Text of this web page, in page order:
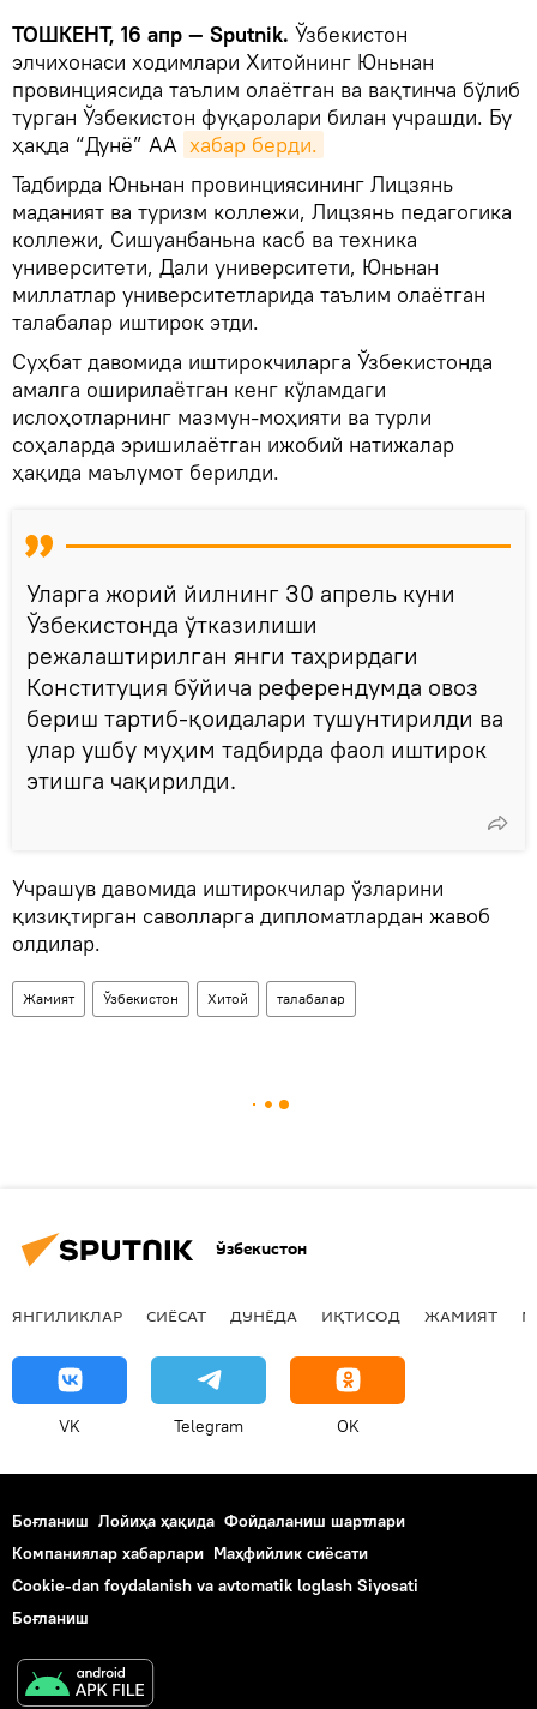
ТОШКЕНТ, 16 апр — Sputnik. Ўзбекистон
элчихонаси ходимлари Хитойнинг Юньнан
провинциясида таълим олаётган ва вақтинча бўлиб
турган Ўзбекистон фуқаролари билан учрашди. Бу
ҳақда “Дунё” АА хабар берди.
Тадбирда Юньнан провинциясининг Лицзянь
маданият ва туризм коллежи, Лицзянь педагогика
коллежи, Сишуанбаньна касб ва техника
университети, Дали университети, Юньнан
миллатлар университетларида таълим олаётган
талабалар иштирок этди.
Суҳбат давомида иштирокчиларга Ўзбекистонда
амалга оширилаётган кенг кўламдаги
ислоҳотларнинг мазмун-моҳияти ва турли
соҳаларда эришилаётган ижобий натижалар
ҳақида маълумот берилди.
Уларга жорий йилнинг 30 апрель куни
Ўзбекистонда ўтказилиши
режалаштирилган янги таҳрирдаги
Конституция бўйича референдумда овоз
бериш тартиб-қоидалари тушунтирилди ва
улар ушбу муҳим тадбирда фаол иштирок
этишга чақирилди.
Учрашув давомида иштирокчилар ўзларини
қизиқтирган саволларга дипломатлардан жавоб
олдилар.
Жамият Ўзбекистон Хитой талабалар
Ўзбекистон
ЯНГИЛИКЛАР СИЁСАТ ДУНЁДА ИҚТИСОД ЖАМИЯТ
VK Telegram OK
Боғланиш Лойиҳа ҳақида Фойдаланиш шартлари
Компаниялар хабарлари Маҳфийлик сиёсати
Cookie-dan foydalanish va avtomatik loglash Siyosati
Боғланиш